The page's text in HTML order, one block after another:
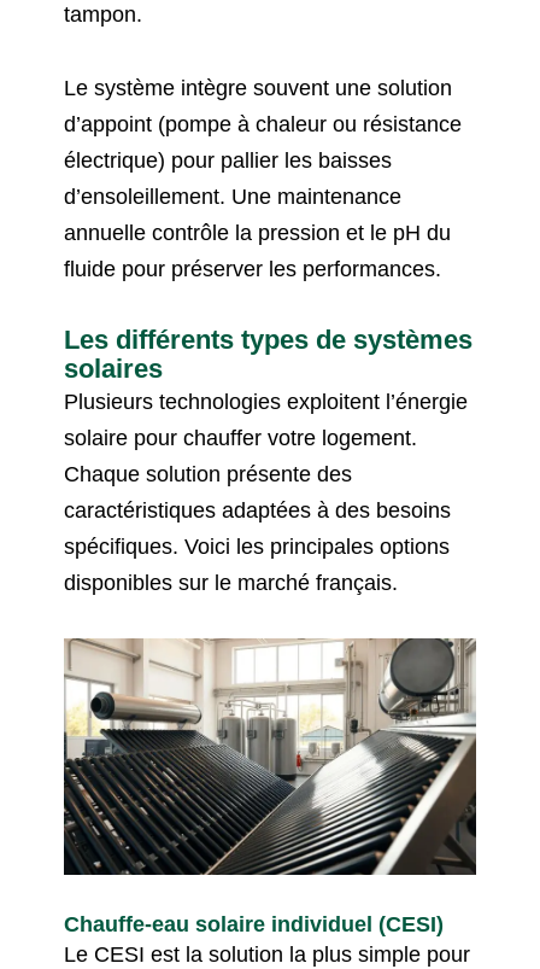
tampon.
Le système intègre souvent une solution
d’appoint (pompe à chaleur ou résistance
électrique) pour pallier les baisses
d’ensoleillement. Une maintenance
annuelle contrôle la pression et le pH du
fluide pour préserver les performances.
Les différents types de systèmes
solaires
Plusieurs technologies exploitent l’énergie
solaire pour chauffer votre logement.
Chaque solution présente des
caractéristiques adaptées à des besoins
spécifiques. Voici les principales options
disponibles sur le marché français.
Chauffe-eau solaire individuel (CESI)
Le CESI est la solution la plus simple pour